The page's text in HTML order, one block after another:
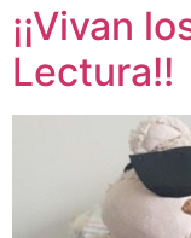
¡¡Vivan
Lectura!!